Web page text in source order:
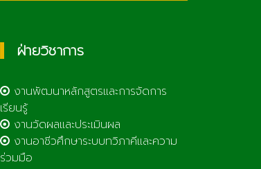
ฝ่ายวิชาการ
งานพัฒนาหลักสูตรและการจัดการ
เรียนรู้
งานวัดผลและประเมินผล
งานอาชีวศึกษาระบบทวิภาคีและความ
ร่วมมือ